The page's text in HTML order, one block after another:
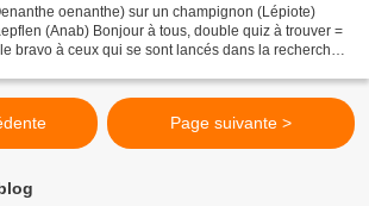
oenanthe) sur un champignon (Lépiote)
(Anab) Bonjour à tous, double quiz à trouver =
bravo à ceux qui se sont lancés dans la recherche
Page suivante >